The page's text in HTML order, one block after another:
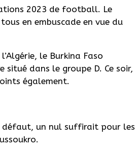
2023 de football. Le
en embuscade en vue du
le Burkina Faso
dans le groupe D. Ce soir,
également.
défaut, un nul suffirait pour les